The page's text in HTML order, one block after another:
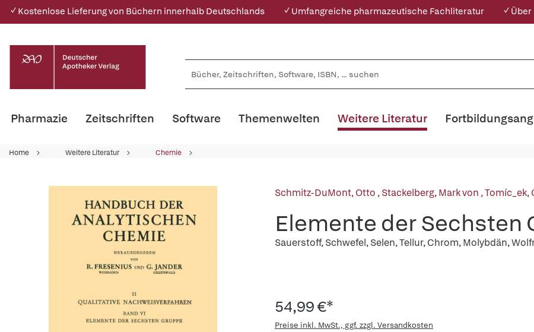
✓ Kostenlose Lieferung von Büchern innerhalb Deutschlands ✓ Umfangreiche pharmazeutische Fachliteratur ✓
Pharmazie Zeitschriften Software Themenwelten Weitere Literatur
Home Weitere Literatur Chemie
Schmitz-DuMont, Otto ,Stackelberg, Mark von ,Tomíc_ek,
Elemente der Sechsten
Sauerstoff, Schwefel, Selen, Tellur, Chrom, Molybdän,
54,99 €*
Preise inkl. MwSt., ggf. zzgl. Versandkosten